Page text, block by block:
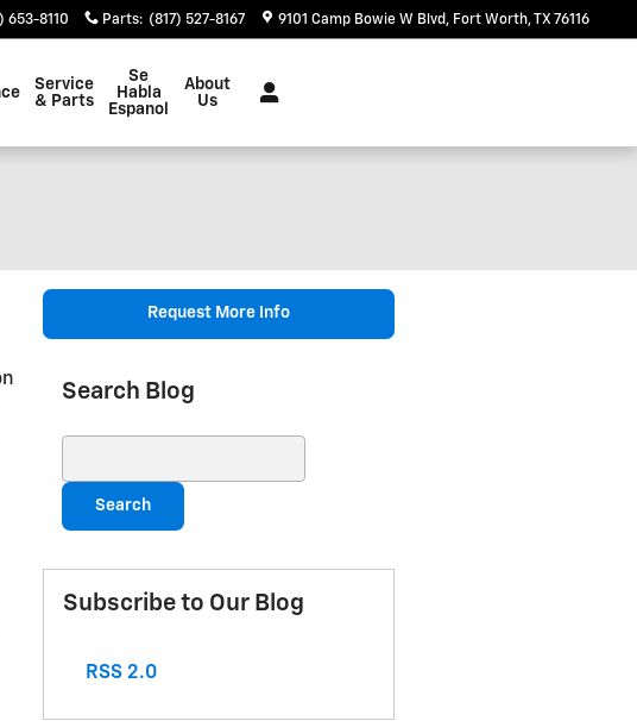
653-8110 Parts: (817) 527-8167 9101 Camp Bowie W Blvd Fort Worth,TX 76116
Service
& Parts
Se
Habla
Espanol
About
Us
Request More Info
Search Blog
Search
Subscribe to Our Blog
RSS 2.0